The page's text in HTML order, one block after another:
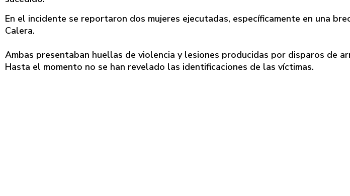
En el incidente se reportaron dos mujeres ejecutadas, específicamente en una
Calera.
Ambas presentaban huellas de violencia y lesiones producidas por disparos de
Hasta el momento no se han revelado las identificaciones de las víctimas.